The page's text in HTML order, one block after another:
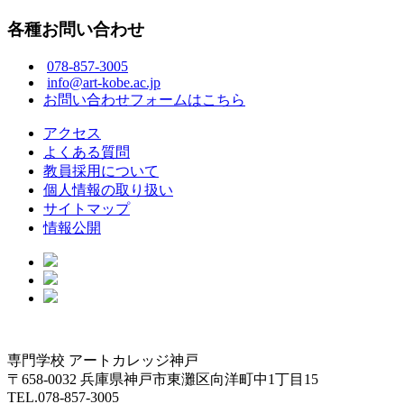
各種お問い合わせ
078-857-3005
info@art-kobe.ac.jp
お問い合わせフォームはこちら
アクセス
よくある質問
教員採用について
個人情報の取り扱い
サイトマップ
情報公開
専門学校 アートカレッジ神戸
〒658-0032 兵庫県神戸市東灘区向洋町中1丁目15
TEL.078-857-3005